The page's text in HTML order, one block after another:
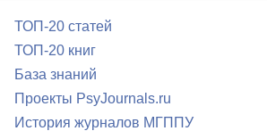
ТОП-20 статей
ТОП-20 книг
База знаний
Проекты PsyJournals.ru
История журналов МГППУ